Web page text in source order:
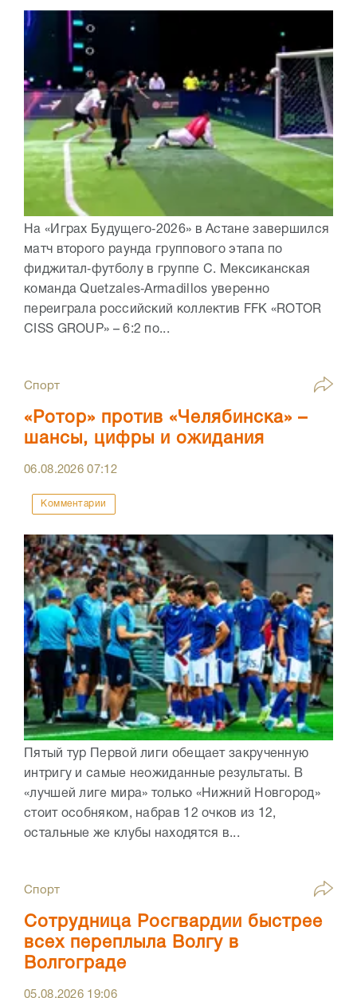
На «Играх Будущего‑2026» в Астане завершился
матч второго раунда группового этапа по
фиджитал‑футболу в группе C. Мексиканская
команда Quetzales‑Armadillos уверенно
переиграла российский коллектив FFK «ROTOR
CISS GROUP» – 6:2 по...
Спорт
«Ротор» против «Челябинска» –
шансы, цифры и ожидания
06.08.202607:12
Комментарии
Пятый тур Первой лиги обещает закрученную
интригу и самые неожиданные результаты. В
«лучшей лиге мира» только «Нижний Новгород»
стоит особняком, набрав 12 очков из 12,
остальные же клубы находятся в...
Спорт
Сотрудница Росгвардии быстрее
всех переплыла Волгу в
Волгограде
05.08.2026 19:06